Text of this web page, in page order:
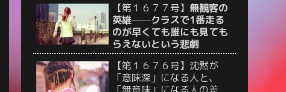
【第１６７７号】 無観客の
英雄──クラスで1番走る
のが早くても誰にも見ても
らえないという悲劇
【第１６７６号】沈黙が
「意味深」になる人と、